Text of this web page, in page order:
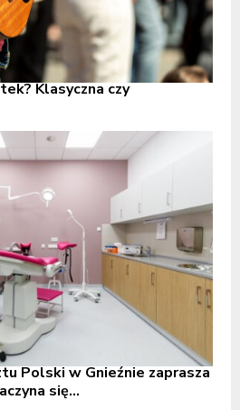
Klasyczna czy
Polski w Gnieźnie zaprasza
się...